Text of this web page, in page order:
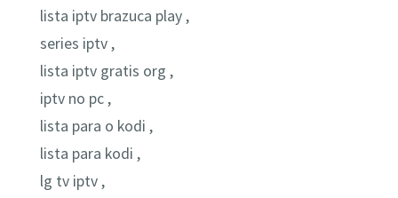
lista iptv brazuca play ,
series iptv ,
lista iptv gratis org ,
iptv no pc ,
lista para o kodi ,
lista para kodi ,
lg tv iptv ,